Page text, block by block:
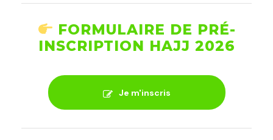
FORMULAIRE DE PRÉ-
INSCRIPTION HAJJ 2026
Je m'inscris